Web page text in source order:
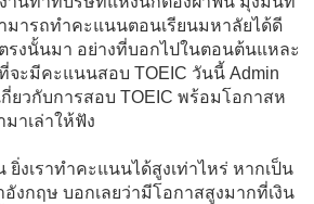
มารถทำคะแนนตอนเรียนมหาลัยได้ดี
งนั้นมา อย่างที่บอกไปในตอนต้นแหละ
จะมีคะแนนสอบ TOEIC วันนี้ Admin
ยวกับการสอบ TOEIC พร้อมโอกาสห
าเล่าให้ฟัง
งเราทำคะแนนได้สูงเท่าไหร่ หากเป็น
งกฤษ บอกเลยว่ามีโอกาสสูงมากที่เงิน